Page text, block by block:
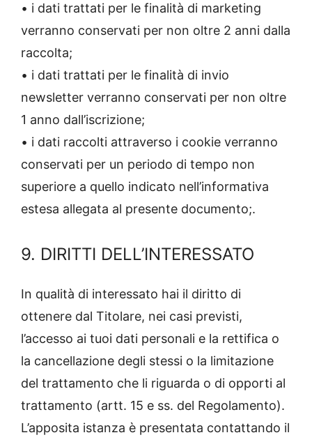
• i dati trattati per le finalità di marketing
verranno conservati per non oltre 2 anni dalla
raccolta;
• i dati trattati per le finalità di invio
newsletter verranno conservati per non oltre
1 anno dall’iscrizione;
• i dati raccolti attraverso i cookie verranno
conservati per un periodo di tempo non
superiore a quello indicato nell’informativa
estesa allegata al presente documento;.
9. DIRITTI DELL’INTERESSATO
In qualità di interessato hai il diritto di
ottenere dal Titolare, nei casi previsti,
l’accesso ai tuoi dati personali e la rettifica o
la cancellazione degli stessi o la limitazione
del trattamento che li riguarda o di opporti al
trattamento (artt. 15 e ss. del Regolamento).
L’apposita istanza è presentata contattando il